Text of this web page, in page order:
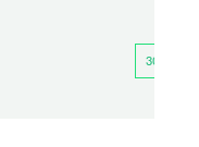
30 TAGE